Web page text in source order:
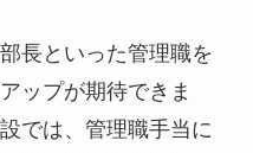
長といった管理職を
ップが期待できま
では、管理職手当に